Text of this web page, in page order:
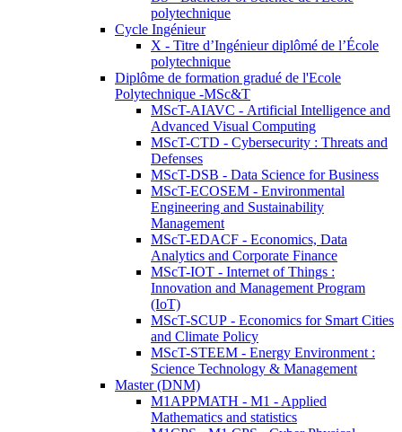
polytechnique
Cycle Ingénieur
X - Titre d’Ingénieur diplômé de l’École
polytechnique
Diplôme de formation gradué de l'Ecole
Polytechnique -MSc&T
MScT-AIAVC - Artificial Intelligence and
Advanced Visual Computing
MScT-CTD - Cybersecurity : Threats and
Defenses
MScT-DSB - Data Science for Business
MScT-ECOSEM - Environmental
Engineering and Sustainability
Management
MScT-EDACF - Economics, Data
Analytics and Corporate Finance
MScT-IOT - Internet of Things :
Innovation and Management Program
(IoT)
MScT-SCUP - Economics for Smart Cities
and Climate Policy
MScT-STEEM - Energy Environment :
Science Technology & Management
Master (DNM)
M1APPMATH - M1 - Applied
Mathematics and statistics